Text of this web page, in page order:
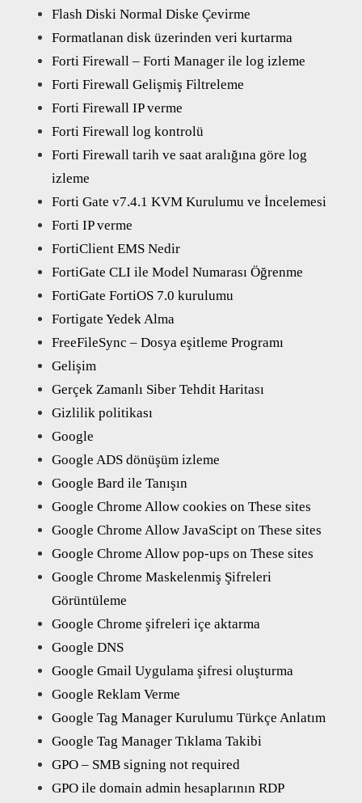
Flash Diski Normal Diske Çevirme
Formatlanan disk üzerinden veri kurtarma
Forti Firewall – Forti Manager ile log izleme
Forti Firewall Gelişmiş Filtreleme
Forti Firewall IP verme
Forti Firewall log kontrolü
Forti Firewall tarih ve saat aralığına göre log
izleme
Forti Gate v7.4.1 KVM Kurulumu ve İncelemesi
Forti IP verme
FortiClient EMS Nedir
FortiGate CLI ile Model Numarası Öğrenme
FortiGate FortiOS 7.0 kurulumu
Fortigate Yedek Alma
FreeFileSync – Dosya eşitleme Programı
Gelişim
Gerçek Zamanlı Siber Tehdit Haritası
Gizlilik politikası
Google
Google ADS dönüşüm izleme
Google Bard ile Tanışın
Google Chrome Allow cookies on These sites
Google Chrome Allow JavaScipt on These sites
Google Chrome Allow pop-ups on These sites
Google Chrome Maskelenmiş Şifreleri
Görüntüleme
Google Chrome şifreleri içe aktarma
Google DNS
Google Gmail Uygulama şifresi oluşturma
Google Reklam Verme
Google Tag Manager Kurulumu Türkçe Anlatım
Google Tag Manager Tıklama Takibi
GPO – SMB signing not required
GPO ile domain admin hesaplarının RDP